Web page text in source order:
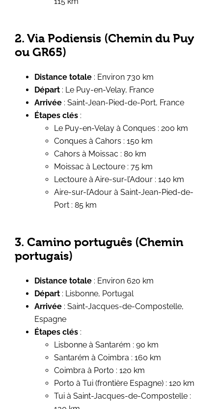
2. Via Podiensis (Chemin du Puy
ou GR65)
Distance totale : Environ 730 km
Départ : Le Puy-en-Velay, France
Arrivée : Saint-Jean-Pied-de-Port, France
Étapes clés :
Le Puy-en-Velay à Conques : 200 km
Conques à Cahors : 150 km
Cahors à Moissac : 80 km
Moissac à Lectoure : 75 km
Lectoure à Aire-sur-l’Adour : 140 km
Aire-sur-l’Adour à Saint-Jean-Pied-de-
Port : 85 km
3. Camino português (Chemin
portugais)
Distance totale : Environ 620 km
Départ : Lisbonne, Portugal
Arrivée : Saint-Jacques-de-Compostelle,
Espagne
Étapes clés :
Lisbonne à Santarém : 90 km
Santarém à Coimbra : 160 km
Coimbra à Porto : 120 km
Porto à Tui (frontière Espagne) : 120 km
Tui à Saint-Jacques-de-Compostelle :